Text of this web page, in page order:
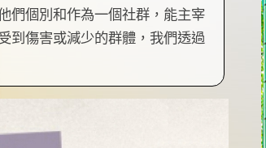
們個別和作為一個社群，能主宰
到傷害或減少的群體，我們透過